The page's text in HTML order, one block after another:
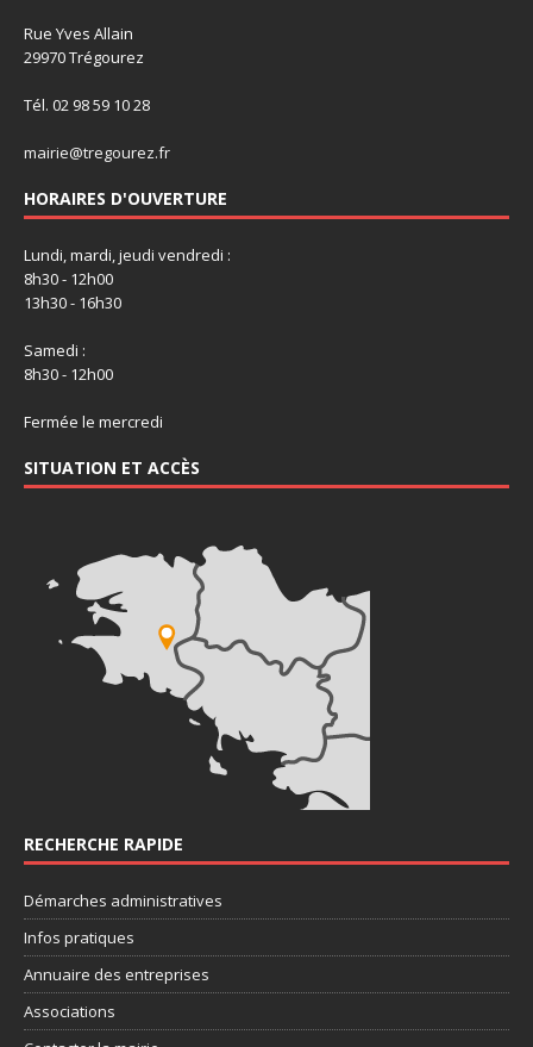
Rue Yves Allain
29970 Trégourez
Tél. 02 98 59 10 28
mairie@tregourez.fr
HORAIRES D'OUVERTURE
Lundi, mardi, jeudi vendredi :
8h30 - 12h00
13h30 - 16h30
Samedi :
8h30 - 12h00
Fermée le mercredi
SITUATION ET ACCÈS
RECHERCHE RAPIDE
Démarches administratives
Infos pratiques
Annuaire des entreprises
Associations